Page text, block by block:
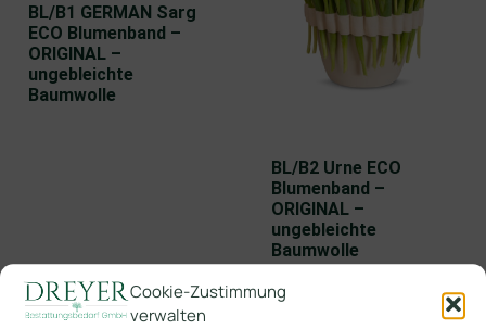
Cookie-Zustimmung
verwalten
BL/B1 GERMAN Sarg
ECO Blumenband –
ORIGINAL –
ungebleichte
Baumwolle
zzgl.Versandkosten
BL/B2 Urne ECO
Blumenband –
ORIGINAL –
ungebleichte
Baumwolle
zzgl.